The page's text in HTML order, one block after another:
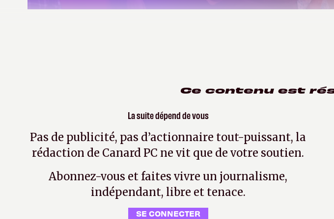
Ce contenu est
La suite dépend de vous
Pas de publicité, pas d’actionnaire tout-puissant, la
rédaction de Canard PC ne vit que de votre soutien.
Abonnez-vous et faites vivre un journalisme,
indépendant, libre et tenace.
SE CONNECTER